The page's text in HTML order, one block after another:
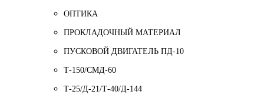
ОПТИКА
ПРОКЛАДОЧНЫЙ МАТЕРИАЛ
ПУСКОВОЙ ДВИГАТЕЛЬ ПД-10
Т-150/СМД-60
Т-25/Д-21/Т-40/Д-144